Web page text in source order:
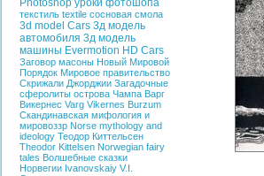
Photoshop уроки фотошопа
текстиль textile сосновая смола
3d model Cars 3д модель
автомобиля 3д модель
машины Evermotion HD Cars
Заговор масоны Новый Мировой
Порядок Мировое правительство
Скрижали Джорджии Загадочные
сферолиты острова Чампа Варг
Викернес Varg Vikernes Burzum
Скандинавская мифология и
мировоззр Norse mythology and
ideology Теодор Киттельсен
Theodor Kittelsen Norwegian fairy
tales Волшебные сказки
Норвегии Ivanovskaiy V.I.